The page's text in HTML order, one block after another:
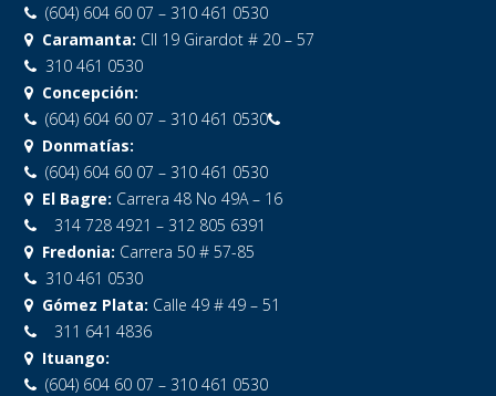
(604) 604 60 07 – 310 461 0530
Caramanta: Cll 19 Girardot # 20 – 57
310 461 0530
Concepción:
(604) 604 60 07 – 310 461 0530
Donmatías:
(604) 604 60 07 – 310 461 0530
El Bagre: Carrera 48 No 49A – 16
314 728 4921 – 312 805 6391
Fredonia: Carrera 50 # 57-85
310 461 0530
Gómez Plata: Calle 49 # 49 – 51
311 641 4836
Ituango:
(604) 604 60 07 – 310 461 0530